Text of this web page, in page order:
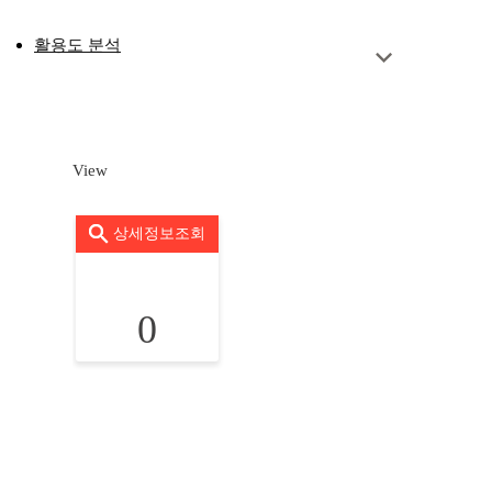
활용도 분석
View
상세정보조회
0